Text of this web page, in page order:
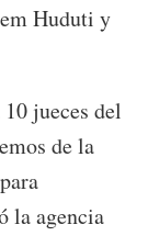
Huduti y
jueces del
de la
la agencia